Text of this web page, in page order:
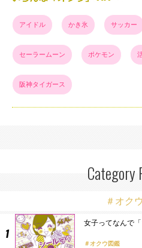
アイドル かき氷 サッカー
セーラームーン ポケモン
阪神タイガース
Category
＃オク
女子ってなんで
オクウ図鑑